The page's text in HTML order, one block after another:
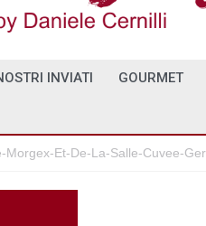
INVIATI GOURMET
Morgex-Et-De-La-Salle-Cuvee-